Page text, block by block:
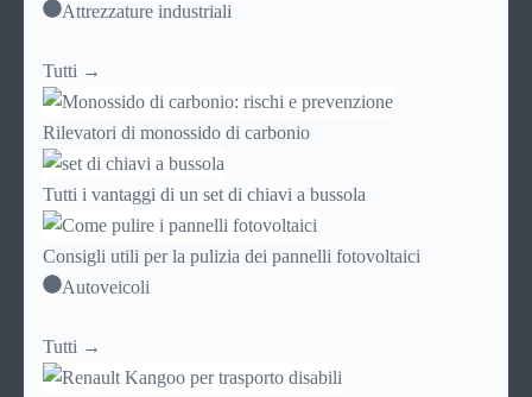
Attrezzature industriali
Tutti →
Rilevatori di monossido di carbonio
Tutti i vantaggi di un set di chiavi a bussola
Consigli utili per la pulizia dei pannelli fotovoltaici
Autoveicoli
Tutti →